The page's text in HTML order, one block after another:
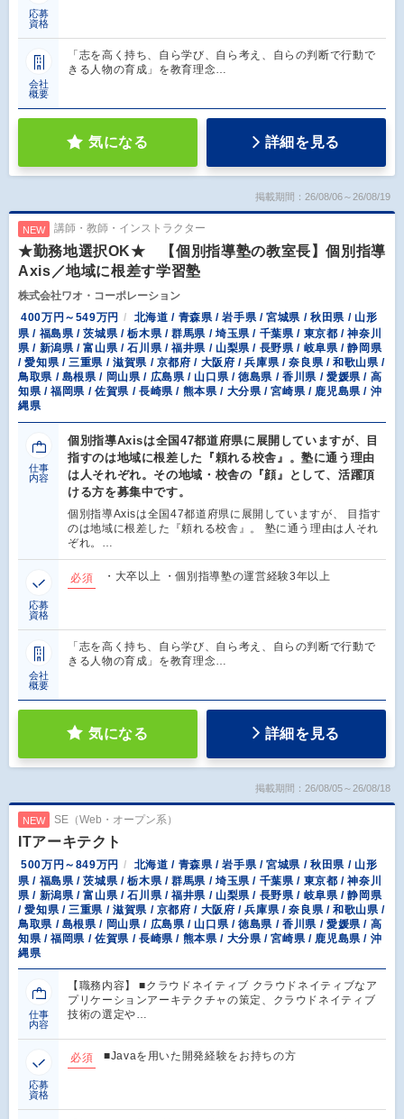
応募
資格
会社
概要
「志を高く持ち、自ら学び、自ら考え、自らの判断で行動で
きる人物の育成」を教育理念…
気になる 詳細を見る
掲載期間：26/08/06～26/08/19
NEW 講師・教師・インストラクター
★勤務地選択OK★ 【個別指導塾の教室長】個別指導
Axis／地域に根差す学習塾
株式会社ワオ・コーポレーション
400万円～549万円
北海道 / 青森県 / 岩手県 / 宮城県 / 秋田県 / 山形
県 / 福島県 / 茨城県 / 栃木県 / 群馬県 / 埼玉県 / 千葉県 / 東京都 / 神奈川
県 / 新潟県 / 富山県 / 石川県 / 福井県 / 山梨県 / 長野県 / 岐阜県 / 静岡県
/ 愛知県 / 三重県 / 滋賀県 / 京都府 / 大阪府 / 兵庫県 / 奈良県 / 和歌山県 /
鳥取県 / 島根県 / 岡山県 / 広島県 / 山口県 / 徳島県 / 香川県 / 愛媛県 / 高
知県 / 福岡県 / 佐賀県 / 長崎県 / 熊本県 / 大分県 / 宮崎県 / 鹿児島県 / 沖
縄県
仕事
内容
個別指導Axisは全国47都道府県に展開していますが、目
指すのは地域に根差した『頼れる校舎』。塾に通う理由
は人それぞれ。その地域・校舎の『顔』として、活躍頂
ける方を募集中です。
個別指導Axisは全国47都道府県に展開していますが、 目指す
のは地域に根差した『頼れる校舎』。 塾に通う理由は人それ
ぞれ。…
応募
資格
必須 ・大卒以上 ・個別指導塾の運営経験3年以上
会社
概要
「志を高く持ち、自ら学び、自ら考え、自らの判断で行動で
きる人物の育成」を教育理念…
気になる 詳細を見る
掲載期間：26/08/05～26/08/18
NEW SE（Web・オープン系）
ITアーキテクト
500万円～849万円
北海道 / 青森県 / 岩手県 / 宮城県 / 秋田県 / 山形
県 / 福島県 / 茨城県 / 栃木県 / 群馬県 / 埼玉県 / 千葉県 / 東京都 / 神奈川
県 / 新潟県 / 富山県 / 石川県 / 福井県 / 山梨県 / 長野県 / 岐阜県 / 静岡県
/ 愛知県 / 三重県 / 滋賀県 / 京都府 / 大阪府 / 兵庫県 / 奈良県 / 和歌山県 /
鳥取県 / 島根県 / 岡山県 / 広島県 / 山口県 / 徳島県 / 香川県 / 愛媛県 / 高
知県 / 福岡県 / 佐賀県 / 長崎県 / 熊本県 / 大分県 / 宮崎県 / 鹿児島県 / 沖
縄県
仕事
内容
【職務内容】 ■クラウドネイティブ クラウドネイティブなア
プリケーションアーキテクチャの策定、クラウドネイティブ
技術の選定や…
応募
資格
必須 ■Javaを用いた開発経験をお持ちの方